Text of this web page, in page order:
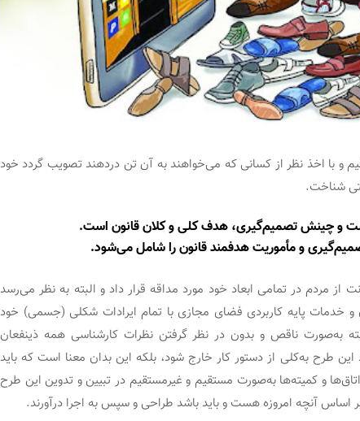
و با اخذ نظر از کسانی که می‌خواهند به آن تن دردهند تصویب گردد خود
شناخت.
و چینش تصمیم‌گیری، هدف کلی و کلان قانون است.
و مأموریت هدفمند قانون را شامل می‌شود.
از مردم در تمامی ابعاد خود مورد مداقه قرار داد و البته به نظر می‌رسد
خدمات پایه کاربردی فضای مجازی با تمام ایرادات شکلی (جسمی) خود
به‌صورت ناقص و بدون در نظر گرفتن نظرات کارشناسی همه ذینفعان
طرح به‌کلی از دستور کار خارج شود، بلکه این بدان معنا است که باید
و کمیته‌ها به‌صورت مستقیم و غیرمستقیم در تبیین و تدوین این طرح
اساس آنچه امروزه هست و باید باشد طراحی و سپس به اجرا درآورند.